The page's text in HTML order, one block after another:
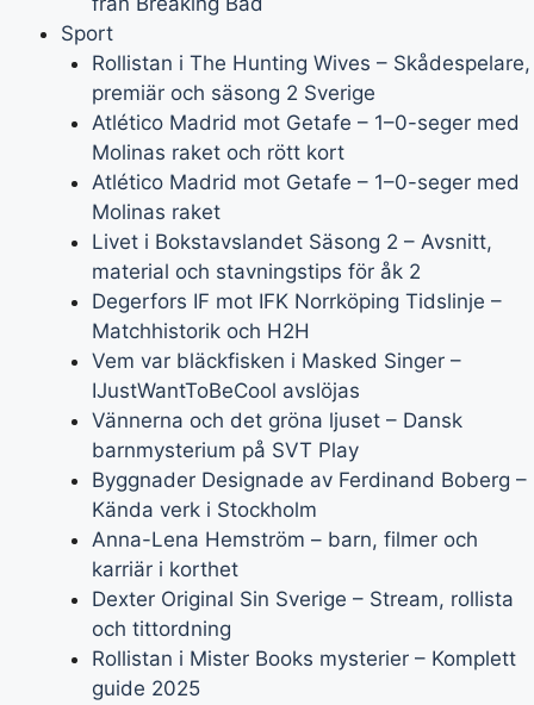
Sport
Rollistan i The Hunting Wives – Skådespelare,
premiär och säsong 2 Sverige
Atlético Madrid mot Getafe – 1–0-seger med
Molinas raket och rött kort
Atlético Madrid mot Getafe – 1–0-seger med
Molinas raket
Livet i Bokstavslandet Säsong 2 – Avsnitt,
material och stavningstips för åk 2
Degerfors IF mot IFK Norrköping Tidslinje –
Matchhistorik och H2H
Vem var bläckfisken i Masked Singer –
IJustWantToBeCool avslöjas
Vännerna och det gröna ljuset – Dansk
barnmysterium på SVT Play
Byggnader Designade av Ferdinand Boberg –
Kända verk i Stockholm
Anna-Lena Hemström – barn, filmer och
karriär i korthet
Dexter Original Sin Sverige – Stream, rollista
och tittordning
Rollistan i Mister Books mysterier – Komplett
guide 2025